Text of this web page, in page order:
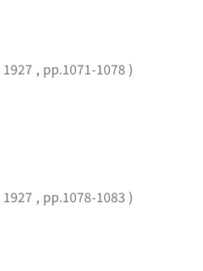
1927 , pp.1071-1078 )
1927 , pp.1078-1083 )